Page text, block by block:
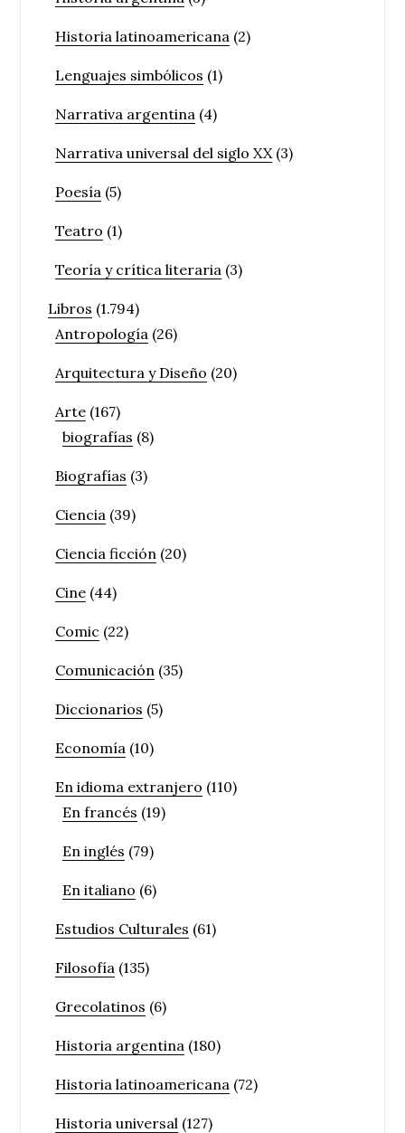
Historia latinoamericana (2)
Lenguajes simbólicos (1)
Narrativa argentina (4)
Narrativa universal del siglo XX (3)
Poesía (5)
Teatro (1)
Teoría y crítica literaria (3)
Libros (1.794)
Antropología (26)
Arquitectura y Diseño (20)
Arte (167)
biografías (8)
Biografías (3)
Ciencia (39)
Ciencia ficción (20)
Cine (44)
Comic (22)
Comunicación (35)
Diccionarios (5)
Economía (10)
En idioma extranjero (110)
En francés (19)
En inglés (79)
En italiano (6)
Estudios Culturales (61)
Filosofía (135)
Grecolatinos (6)
Historia argentina (180)
Historia latinoamericana (72)
Historia universal (127)